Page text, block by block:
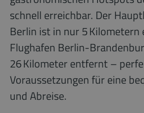
schnell erreichbar. Der
Berlin ist in nur 5 Kilometern
Flughafen Berlin-
26 Kilometer entfernt –
Voraussetzungen für eine
und Abreise.